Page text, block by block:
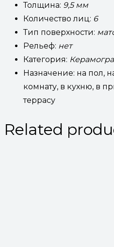
Толщина: 9,5 мм
Количество лиц: 6
Тип поверхности:
Рельеф: нет
Категория:
Назначение: на пол,
комнату, в кухню, в
террасу
Related